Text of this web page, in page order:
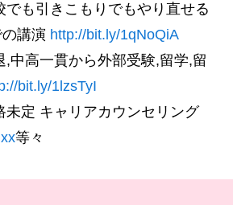
も引きこもりでもやり直せる
講演 http://bit.ly/1qNoQiA
中高一貫から外部受験,留学,留
bit.ly/1lzsTyI
定 キャリアカウンセリング
等々